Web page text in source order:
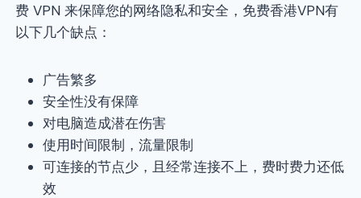
费 VPN 来保障您的网络隐私和安全，免费香港VPN有
以下几个缺点：
广告繁多
安全性没有保障
对电脑造成潜在伤害
使用时间限制，流量限制
可连接的节点少，且经常连接不上，费时费力还低
效